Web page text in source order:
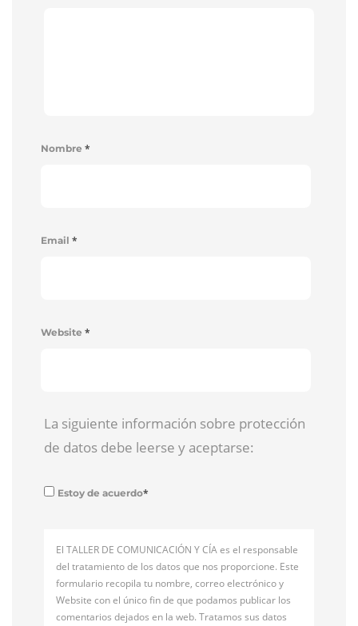
Nombre *
Email *
Website *
La siguiente información sobre protección
de datos debe leerse y aceptarse:
Estoy de acuerdo*
El TALLER DE COMUNICACIÓN Y CÍA es el responsable
del tratamiento de los datos que nos proporcione. Este
formulario recopila tu nombre, correo electrónico y
Website con el único fin de que podamos publicar los
comentarios dejados en la web. Tratamos sus datos